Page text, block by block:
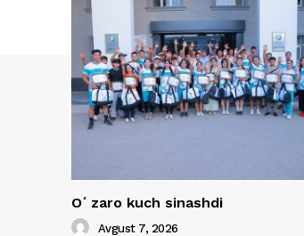
Oʻzaro kuch sinashdi
Avgust 7, 2026